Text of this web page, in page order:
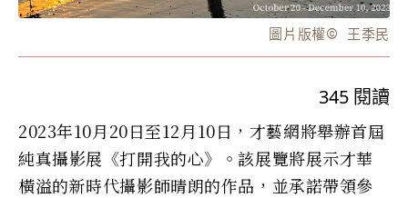
圖片版權 ©️ 王季民
345 閱讀
2023年10月20日至12月10日，才藝網將舉辦首屆
純真攝影展《打開我的心》。該展覽將展示才華
橫溢的新時代攝影師晴朗的作品，並承諾帶領參